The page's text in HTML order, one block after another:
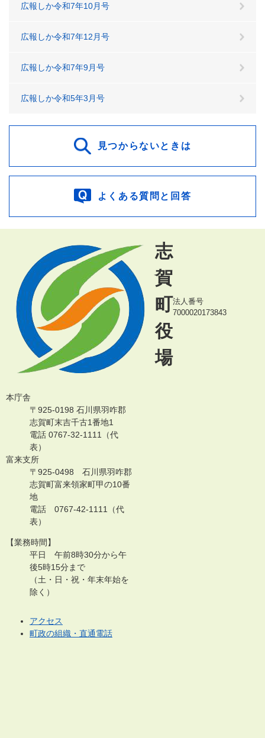
広報しか令和7年10月号
広報しか令和7年12月号
広報しか令和7年9月号
広報しか令和5年3月号
見つからないときは
よくある質問と回答
志
賀
町
役
場
法人番号
7000020173843
本庁舎
〒925-0198 石川県羽咋郡
志賀町末吉千古1番地1
電話 0767-32-1111（代
表）
富来支所
〒925-0498 石川県羽咋郡
志賀町富来領家町甲の10番
地
電話 0767-42-1111（代
表）
【業務時間】
平日 午前8時30分から午
後5時15分まで
（土・日・祝・年末年始を
除く）
アクセス
町政の組織・直通電話